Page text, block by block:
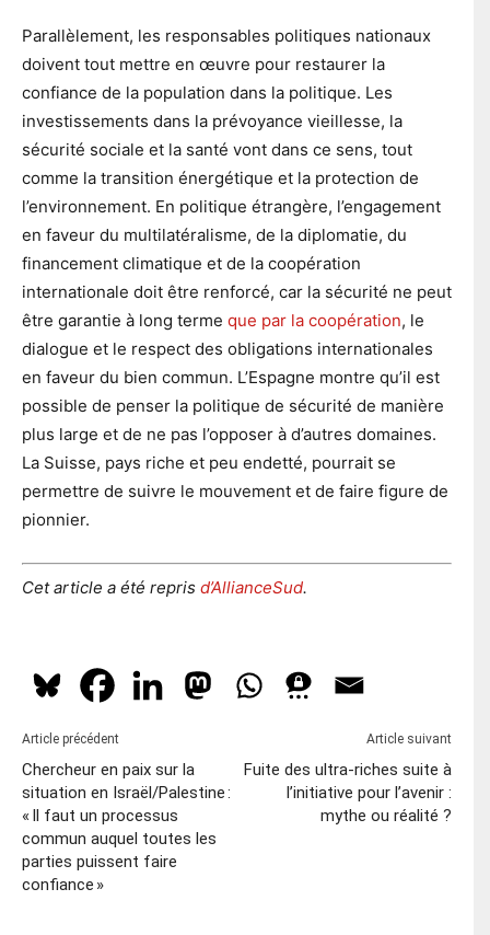
Parallèlement, les responsables politiques nationaux
doivent tout mettre en œuvre pour restaurer la
confiance de la population dans la politique. Les
investissements dans la prévoyance vieillesse, la
sécurité sociale et la santé vont dans ce sens, tout
comme la transition énergétique et la protection de
l’environnement. En politique étrangère, l’engagement
en faveur du multilatéralisme, de la diplomatie, du
financement climatique et de la coopération
internationale doit être renforcé, car la sécurité ne peut
être garantie à long terme que par la coopération, le
dialogue et le respect des obligations internationales
en faveur du bien commun. L’Espagne montre qu’il est
possible de penser la politique de sécurité de manière
plus large et de ne pas l’opposer à d’autres domaines.
La Suisse, pays riche et peu endetté, pourrait se
permettre de suivre le mouvement et de faire figure de
pionnier.
Cet article a été repris d’AllianceSud.
Article précédent
Chercheur en paix sur la
situation en Israël/Palestine :
« Il faut un processus
commun auquel toutes les
parties puissent faire
confiance »
Article suivant
Fuite des ultra-riches suite à
l’initiative pour l’avenir :
mythe ou réalité ?